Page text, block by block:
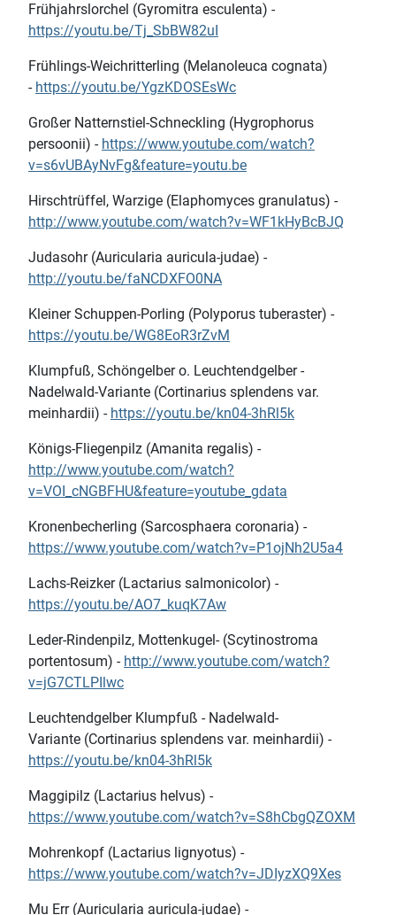
Frühjahrslorchel (Gyromitra esculenta) -
https://youtu.be/Tj_SbBW82uI
Frühlings-Weichritterling (Melanoleuca cognata)
- https://youtu.be/YgzKDOSEsWc
Großer Natternstiel-Schneckling (Hygrophorus
persoonii) - https://www.youtube.com/watch?
v=s6vUBAyNvFg&feature=youtu.be
Hirschtrüffel, Warzige (Elaphomyces granulatus) -
http://www.youtube.com/watch?v=WF1kHyBcBJQ
Judasohr (Auricularia auricula-judae) -
http://youtu.be/faNCDXFO0NA
Kleiner Schuppen-Porling (Polyporus tuberaster) -
https://youtu.be/WG8EoR3rZvM
Klumpfuß, Schöngelber o. Leuchtendgelber -
Nadelwald-Variante (Cortinarius splendens var.
meinhardii) - https://youtu.be/kn04-3hRl5k
Königs-Fliegenpilz (Amanita regalis) -
http://www.youtube.com/watch?
v=VOI_cNGBFHU&feature=youtube_gdata
Kronenbecherling (Sarcosphaera coronaria) -
https://www.youtube.com/watch?v=P1ojNh2U5a4
Lachs-Reizker (Lactarius salmonicolor) -
https://youtu.be/AO7_kuqK7Aw
Leder-Rindenpilz, Mottenkugel- (Scytinostroma
portentosum) - http://www.youtube.com/watch?
v=jG7CTLPIlwc
Leuchtendgelber Klumpfuß - Nadelwald-
Variante (Cortinarius splendens var. meinhardii) -
https://youtu.be/kn04-3hRl5k
Maggipilz (Lactarius helvus) -
https://www.youtube.com/watch?v=S8hCbgQZOXM
Mohrenkopf (Lactarius lignyotus) -
https://www.youtube.com/watch?v=JDIyzXQ9Xes
Mu Err (Auricularia auricula-judae) -